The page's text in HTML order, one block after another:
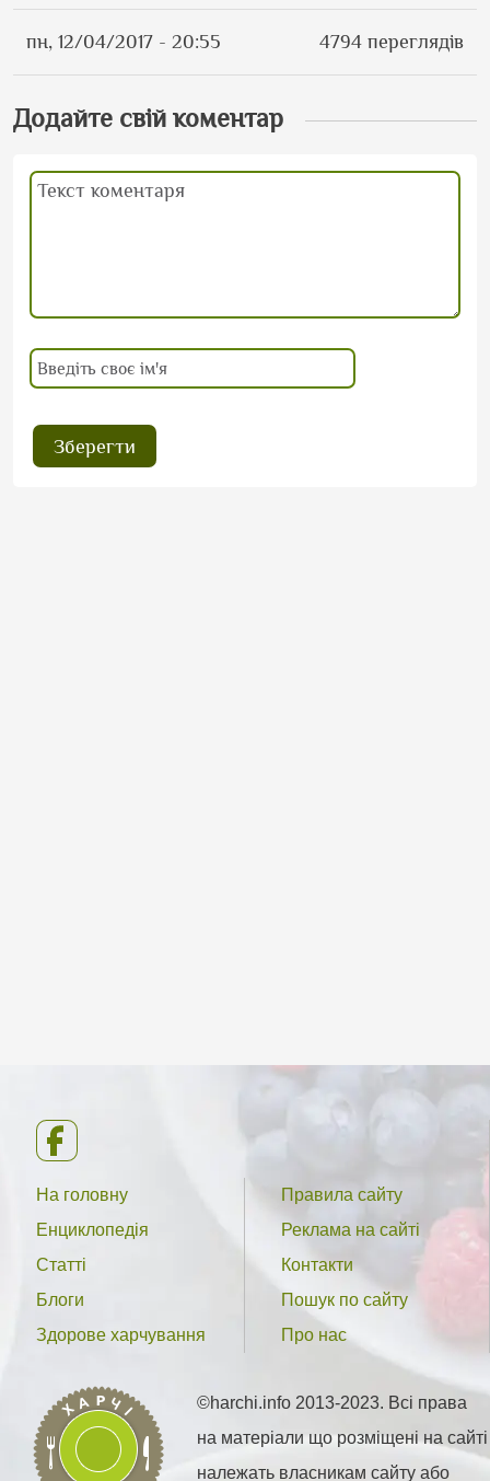
пн, 12/04/2017 - 20:55 4794 переглядів
Додайте свій коментар
На головну
Енциклопедія
Статті
Блоги
Здорове харчування
Правила сайту
Реклама на сайті
Контакти
Пошук по сайту
Про нас
©harchi.info 2013-2023. Всі права
на матеріали що розміщені на сайті
належать власникам сайту або